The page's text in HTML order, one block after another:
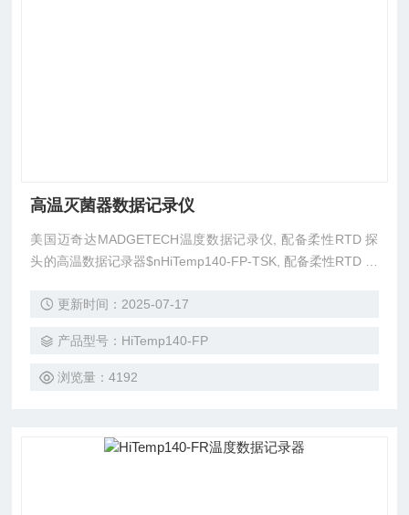
高温灭菌器数据记录仪
美国迈奇达MADGETECH温度数据记录仪, 配备柔性RTD 探
头的高温数据记录器$nHiTemp140-FP-TSK, 配备柔性RTD 探
特点是有一个柔性的RTD探头, 探头的直径很小, 适合在蒸汽消
adgetech
更新时间：2025-07-17
产品型号：HiTemp140-FP
浏览量：4192